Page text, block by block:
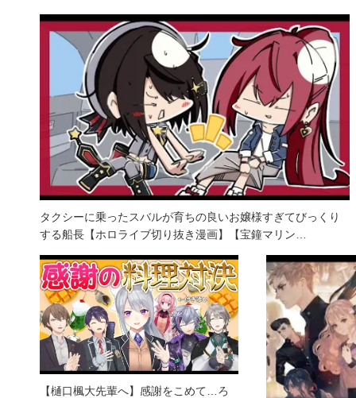
タクシーに乗ったスバルが育ちの良いお嬢様すぎてびっくり
する船長【ホロライブ切り抜き漫画】【宝鐘マリン…
【樋口楓大先輩へ】感謝をこめて…ろ